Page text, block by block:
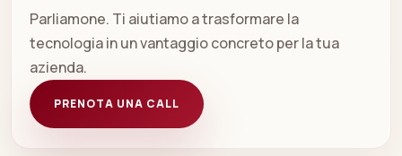
Parliamone. Ti aiutiamo a trasformare la
tecnologia in un vantaggio concreto per la tua
azienda.
PRENOTA UNA CALL